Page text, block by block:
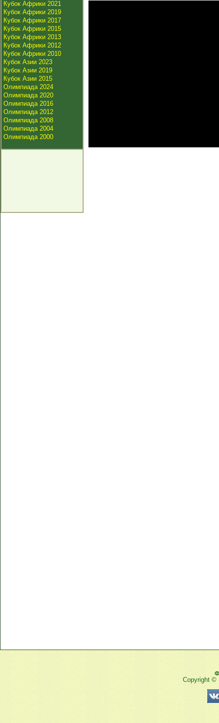
Кубок Африки 2021
Кубок Африки 2019
Кубок Африки 2017
Кубок Африки 2015
Кубок Африки 2013
Кубок Африки 2012
Кубок Африки 2010
Кубок Азии 2023
Кубок Азии 2019
Кубок Азии 2015
Олимпиада 2024
Олимпиада 2020
Олимпиада 2016
Олимпиада 2012
Олимпиада 2008
Олимпиада 2004
Олимпиада 2000
Copyright ©